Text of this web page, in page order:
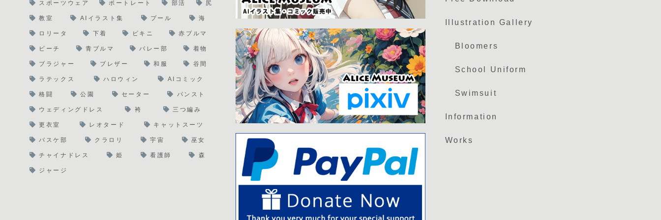
スポーツウェア ポートレート 部活 尻
教室 AIイラスト集 プール 海
ロリータ 下着 ビキニ 赤ブルマ
ビーチ 青ブルマ バレー部 着物
ブラジャー ブレザー 和服 谷間
ラテックス ハロウィン AIコミック
格闘 公園 セーター パンスト
ウェディングドレス 袴 三つ編み
更衣室 レオタード キャットスーツ
バスケ部 クラロリ 宇宙 巫女
チャイナドレス 姫 看護師 森
ジャージ
Illustration Gallery
Bloomers
School Uniform
Swimsuit
Information
Works